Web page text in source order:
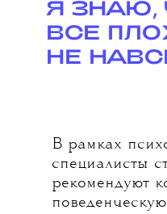
Я ЗНАЮ,
ВСЕ
НЕ
В рамках
специалисты
рекомендуют